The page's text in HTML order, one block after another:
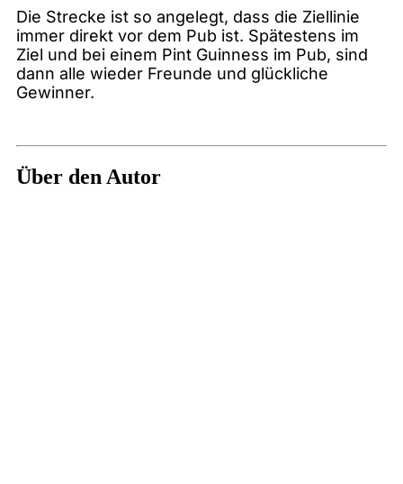
Die Strecke ist so angelegt, dass die Ziellinie
immer direkt vor dem Pub ist. Spätestens im
Ziel und bei einem Pint Guinness im Pub, sind
dann alle wieder Freunde und glückliche
Gewinner.
Über den Autor